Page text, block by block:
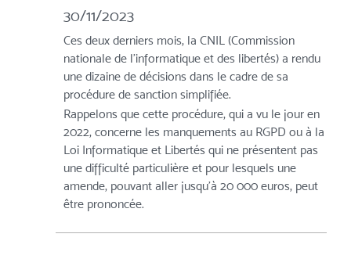
30/11/2023
Ces deux derniers mois, la CNIL (Commission
nationale de l'informatique et des libertés) a rendu
une dizaine de décisions dans le cadre de sa
procédure de sanction simplifiée.
Rappelons que cette procédure, qui a vu le jour en
2022, concerne les manquements au RGPD ou à la
Loi Informatique et Libertés qui ne présentent pas
une difficulté particulière et pour lesquels une
amende, pouvant aller jusqu’à 20 000 euros, peut
être prononcée.